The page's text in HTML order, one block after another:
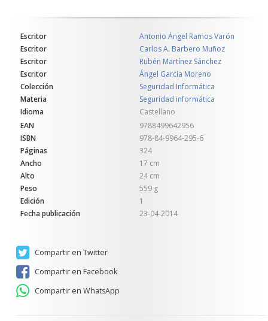
Escritor
Antonio Ángel Ramos Varón
Escritor
Carlos A. Barbero Muñoz
Escritor
Rubén Martínez Sánchez
Escritor
Ángel García Moreno
Colección
Seguridad Informática
Materia
Seguridad informática
Idioma
Castellano
EAN
9788499642956
ISBN
978-84-9964-295-6
Páginas
324
Ancho
17 cm
Alto
24 cm
Peso
559 g
Edición
1
Fecha publicación
23-04-2014
Compartir en Twitter
Compartir en Facebook
Compartir en WhatsApp